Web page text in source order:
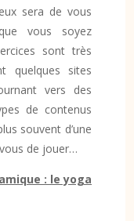
sera de vous
vous soyez
sont très
quelques sites
vers des
de contenus
souvent d’une
de jouer…
: le yoga